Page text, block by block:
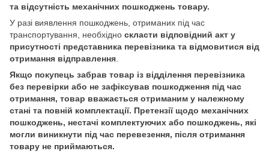
та відсутність механічних пошкоджень товару.
У разі виявлення пошкоджень, отриманих під час
транспортування, необхідно скласти відповідний акт у
присутності представника перевізника та відмовитися від
отримання відправлення
Якщо покупець забрав товар із відділення перевізника
без перевірки або не зафіксував пошкодження під час
отримання, товар вважається отриманим у належному
стані та повній комплектації. Претензії щодо механічних
пошкоджень, нестачі комплектуючих або пошкоджень, які
могли виникнути під час перевезення, після отримання
товару не приймаються.